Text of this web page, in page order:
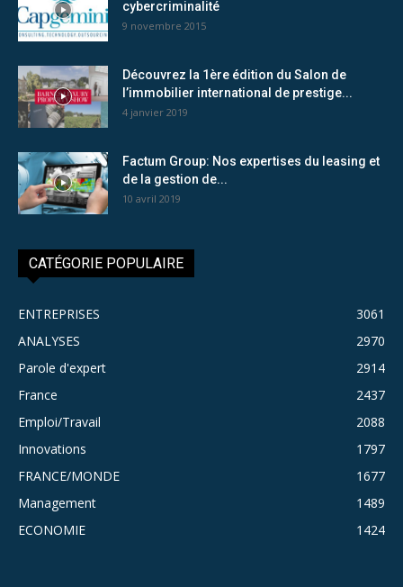
cybercriminalité
9 novembre 2015
Découvrez la 1ère édition du Salon de
l’immobilier international de prestige...
4 janvier 2019
Factum Group: Nos expertises du leasing et
de la gestion de...
10 avril 2019
CATÉGORIE POPULAIRE
ENTREPRISES
3061
ANALYSES
2970
Parole d'expert
2914
France
2437
Emploi/Travail
2088
Innovations
1797
FRANCE/MONDE
1677
Management
1489
ECONOMIE
1424